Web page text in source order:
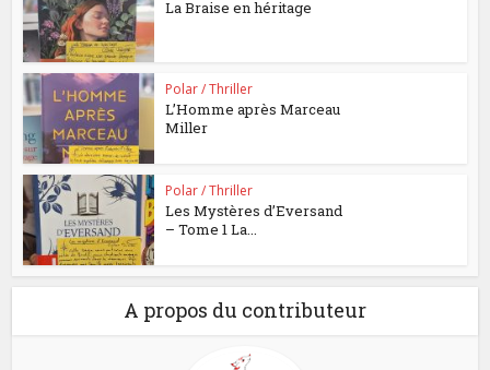
La Braise en héritage
Polar / Thriller
L’Homme après Marceau
Miller
Polar / Thriller
Les Mystères d’Eversand
– Tome 1 La...
A propos du contributeur